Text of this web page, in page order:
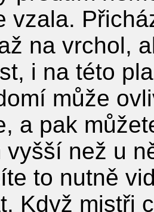
vzala.
na vrchol,
i na této
může
a pak
vyšší než u
to nutně
Když mistři